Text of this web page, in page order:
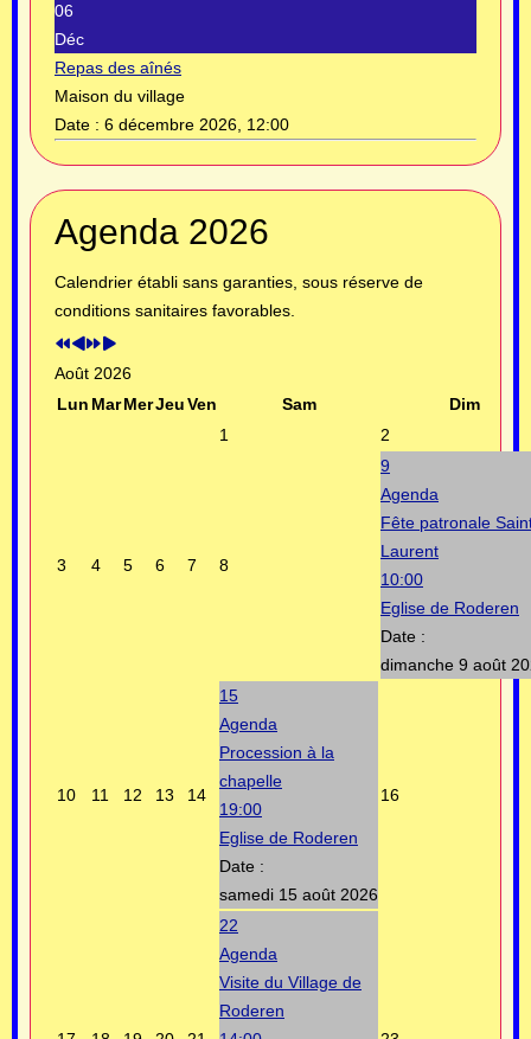
06
Déc
Repas des aînés
Maison du village
Date : 6 décembre 2026, 12:00
Agenda 2026
Calendrier établi sans garanties, sous réserve de
conditions sanitaires favorables.
Année
précédente
précédent
suivante
suivant
Août 2026
Lun MarMerJeuVen Sam
Dim
1
2
3 4 5 6 7 8
9
Agenda
Fête patronale
Laurent
10:00
Eglise de Roderen
Date :
dimanche 9 août
10 11 12 13 14
15
Agenda
Procession à la
chapelle
19:00
Eglise de Roderen
Date :
samedi 15 août 2026
16
22
Agenda
Visite du Village de
Roderen